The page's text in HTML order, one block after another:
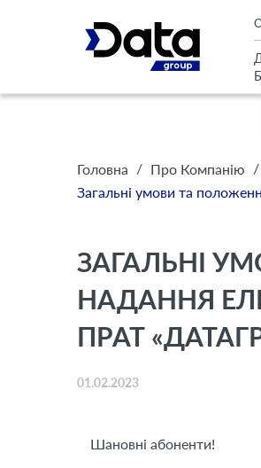
Головна / Про Компанію /
Загальні умови та
ЗАГАЛЬНІ
НАДАННЯ
ПРАТ
01.02.2023
Шановні абоненти!
An important update (Chrome 143) is